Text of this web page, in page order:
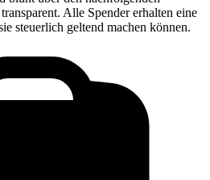
Alle Spender erhalten eine
steuerlich geltend machen können.